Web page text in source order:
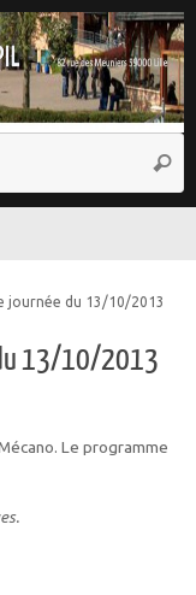
:
du 13/10/2013
13/10/2013
Le programme